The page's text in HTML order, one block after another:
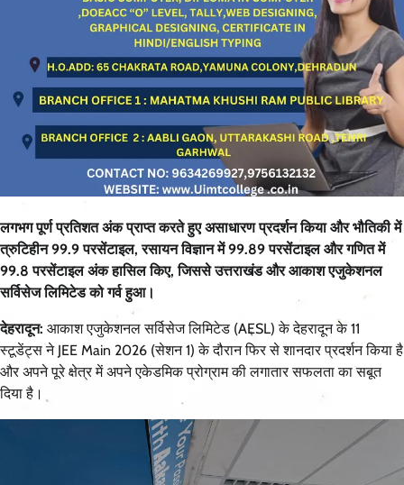
लगभग पूर्ण प्रतिशत अंक प्राप्त करते हुए असाधारण प्रदर्शन किया और भौतिकी में
त्रुटिहीन 99.9 परसेंटाइल, रसायन विज्ञान में 99.89 परसेंटाइल और गणित में
99.8 परसेंटाइल अंक हासिल किए, जिससे उत्तराखंड और आकाश एजुकेशनल
सर्विसेज लिमिटेड को गर्व हुआ।
देहरादून: आकाश एजुकेशनल सर्विसेज लिमिटेड (AESL) के देहरादून के 11
स्टूडेंट्स ने JEE Main 2026 (सेशन 1) के दौरान फिर से शानदार प्रदर्शन किया है
और अपने पूरे क्षेत्र में अपने एकेडमिक प्रोग्राम की लगातार सफलता का सबूत
दिया है।